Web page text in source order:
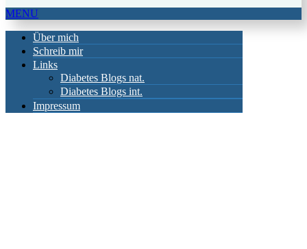
MENU
Über mich
Schreib mir
Links
Diabetes Blogs nat.
Diabetes Blogs int.
Impressum